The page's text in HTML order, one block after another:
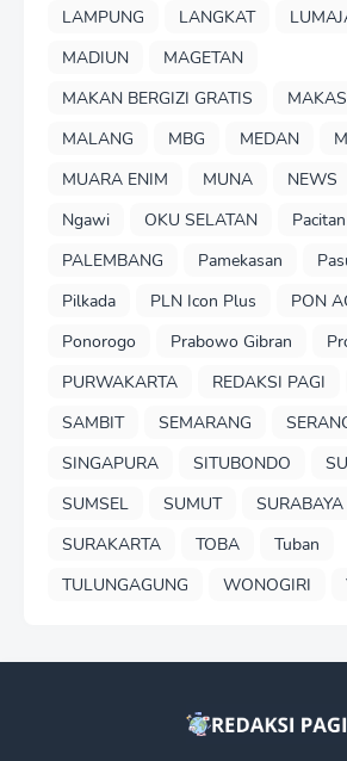
LAMPUNG
LANGKAT
MADIUN
MAGETAN
MAKAN BERGIZI GRATIS
MALANG
MBG MEDAN
MUARA ENIM
MUNA NEWS
Ngawi
OKU SELATAN
Pacitan
PALEMBANG
Pamekasan
Pilkada
PLN Icon Plus
PON
Ponorogo
Prabowo Gibran
PURWAKARTA
REDAKSI PAGI
SAMBIT
SEMARANG
SINGAPURA
SITUBONDO
SUMSEL
SUMUT
SURABAYA
SURAKARTA
TOBA
Tuban
TULUNGAGUNG
WONOGIRI